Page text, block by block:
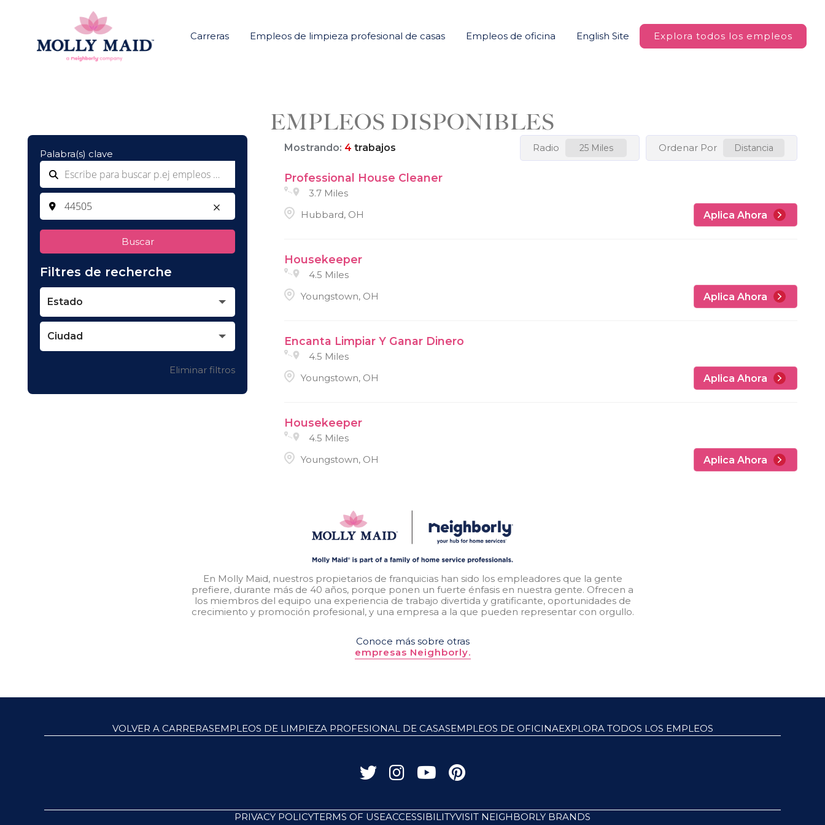
Carreras Empleos de limpieza profesional de casas Empleos de oficina English Site Explora todos los empleos
EMPLEOS DISPONIBLES
Palabra(s) clave
Buscar
Filtres de recherche
Estado
Ciudad
Eliminar filtros
Mostrando: 4 trabajos Radio 25 Miles Ordenar Por Distancia
Professional House Cleaner
3.7 Miles
Hubbard, OH
Aplica Ahora
Housekeeper
4.5 Miles
Youngstown, OH
Aplica Ahora
Encanta Limpiar Y Ganar Dinero
4.5 Miles
Youngstown, OH
Aplica Ahora
Housekeeper
4.5 Miles
Youngstown, OH
Aplica Ahora
En Molly Maid, nuestros propietarios de franquicias han sido los empleadores que la gente
prefiere, durante más de 40 años, porque ponen un fuerte énfasis en nuestra gente. Ofrecen a
los miembros del equipo una experiencia de trabajo divertida y gratificante, oportunidades de
crecimiento y promoción profesional, y una empresa a la que pueden representar con orgullo.
Conoce más sobre otras
empresas Neighborly.
VOLVER A CARRERASEMPLEOS DE LIMPIEZA PROFESIONAL DE CASASEMPLEOS DE OFICINAEXPLORA TODOS LOS EMPLEOS
PRIVACY POLICYTERMS OF USEACCESSIBILITYVISIT NEIGHBORLY BRANDS